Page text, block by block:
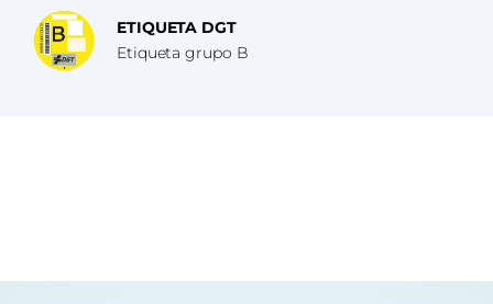
ETIQUETA DGT
Etiqueta grupo B